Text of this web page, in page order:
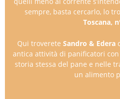
sempre, basta cercarlo, lo
Toscana,
Qui troverete Sandro & Edera
antica attività di panificatori
storia stessa del pane e nelle
un alimento